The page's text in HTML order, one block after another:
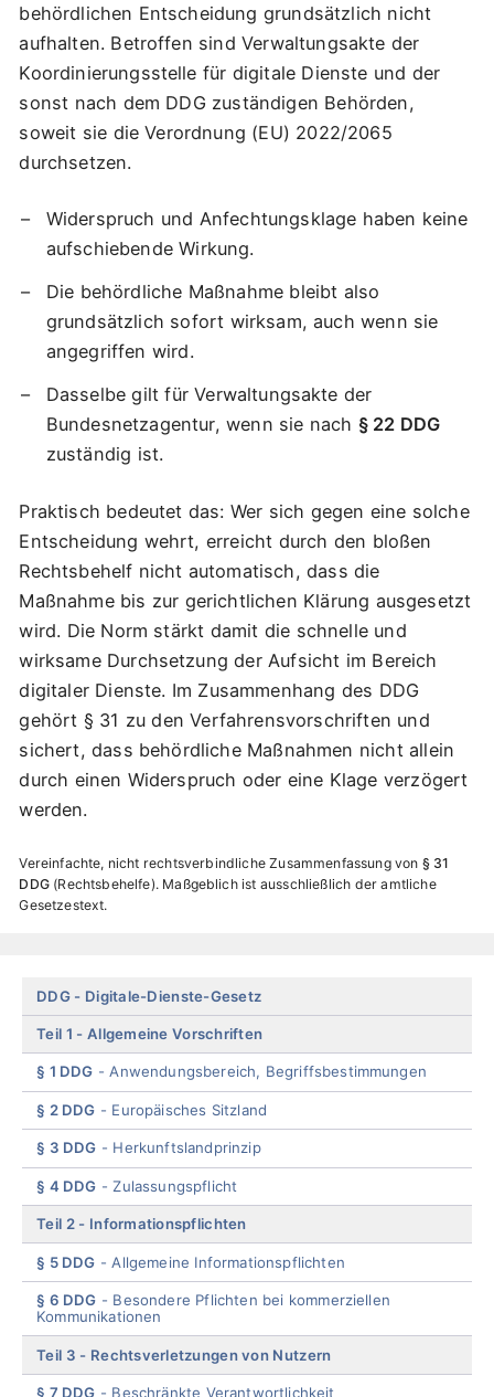
behördlichen Entscheidung grundsätzlich nicht
aufhalten. Betroffen sind Verwaltungsakte der
Koordinierungsstelle für digitale Dienste und der
sonst nach dem DDG zuständigen Behörden,
soweit sie die Verordnung (EU) 2022/2065
durchsetzen.
Widerspruch und Anfechtungsklage haben keine
aufschiebende Wirkung.
Die behördliche Maßnahme bleibt also
grundsätzlich sofort wirksam, auch wenn sie
angegriffen wird.
Dasselbe gilt für Verwaltungsakte der
Bundesnetzagentur, wenn sie nach § 22 DDG
zuständig ist.
Praktisch bedeutet das: Wer sich gegen eine solche
Entscheidung wehrt, erreicht durch den bloßen
Rechtsbehelf nicht automatisch, dass die
Maßnahme bis zur gerichtlichen Klärung ausgesetzt
wird. Die Norm stärkt damit die schnelle und
wirksame Durchsetzung der Aufsicht im Bereich
digitaler Dienste. Im Zusammenhang des DDG
gehört § 31 zu den Verfahrensvorschriften und
sichert, dass behördliche Maßnahmen nicht allein
durch einen Widerspruch oder eine Klage verzögert
werden.
Vereinfachte, nicht rechtsverbindliche Zusammenfassung von § 31
DDG Rechtsbehelfe . Maßgeblich ist ausschließlich der amtliche
Gesetzestext.
Skip
menu
DDG Digitale-Dienste-Gesetz
Teil 1 Allgemeine Vorschriften
§ 1 DDG Anwendungsbereich, Begriffsbestimmungen
§ 2 DDG Europäisches Sitzland
§ 3 DDG Herkunftslandprinzip
§ 4 DDG Zulassungspflicht
Teil 2 Informationspflichten
§ 5 DDG Allgemeine Informationspflichten
§ 6 DDG
Besondere Pflichten bei kommerziellen
Kommunikationen
Teil 3 Rechtsverletzungen von Nutzern
§ 7 DDG Beschränkte Verantwortlichkeit